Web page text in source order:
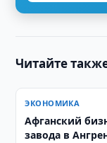
Читайте
ЭКОНОМИКА
Афганский
завода в